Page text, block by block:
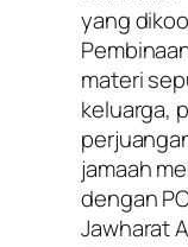
yang
materi
keluarga,
jamaah
dengan
Jawharat